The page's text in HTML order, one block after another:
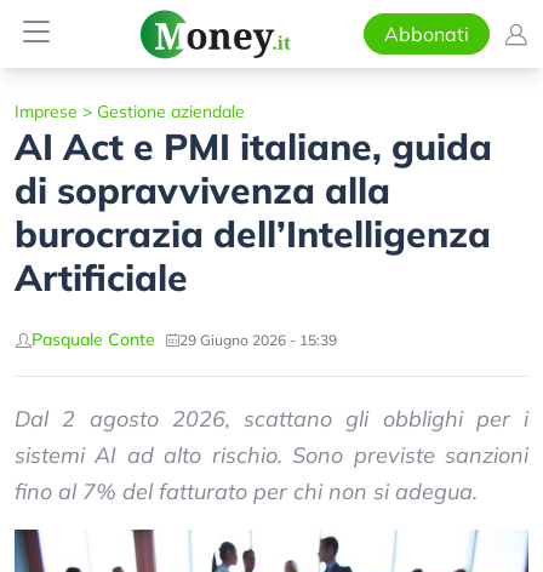
Abbonati
Imprese > Gestione aziendale
AI Act e PMI italiane, guida
di sopravvivenza alla
burocrazia dell’Intelligenza
Artificiale
Pasquale Conte 29 Giugno 2026 - 15:39
Dal 2 agosto 2026, scattano gli obblighi per i
sistemi AI ad alto rischio. Sono previste sanzioni
fino al 7% del fatturato per chi non si adegua.